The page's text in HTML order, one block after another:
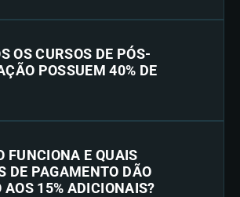
OS CURSOS DE PÓS-
POSSUEM 40% DE
FUNCIONA E QUAIS
DE PAGAMENTO DÃO
AOS 15% ADICIONAIS?